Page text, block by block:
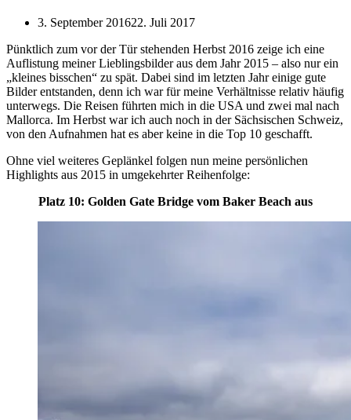
3. September 201622. Juli 2017
Pünktlich zum vor der Tür stehenden Herbst 2016 zeige ich eine
Auflistung meiner Lieblingsbilder aus dem Jahr 2015 – also nur ein
„kleines bisschen“ zu spät. Dabei sind im letzten Jahr einige gute
Bilder entstanden, denn ich war für meine Verhältnisse relativ häufig
unterwegs. Die Reisen führten mich in die USA und zwei mal nach
Mallorca. Im Herbst war ich auch noch in der Sächsischen Schweiz,
von den Aufnahmen hat es aber keine in die Top 10 geschafft.
Ohne viel weiteres Geplänkel folgen nun meine persönlichen
Highlights aus 2015 in umgekehrter Reihenfolge:
Platz 10: Golden Gate Bridge vom Baker Beach aus